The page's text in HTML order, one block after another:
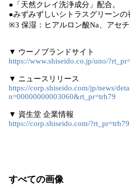
●「天然クレイ洗浄成分」配合。
●みずみずしいシトラスグリーンの
※3 保湿：ヒアルロン酸Na、アセ
▼ ウーノブランドサイト
https://www.shiseido.co.jp/uno/
▼ ニュースリリース
https://corp.shiseido.com/jp/news/
n=00000000003060&rt_pr=trh79
▼ 資生堂 企業情報
https://corp.shiseido.com/?rt_pr=trh79
すべての画像